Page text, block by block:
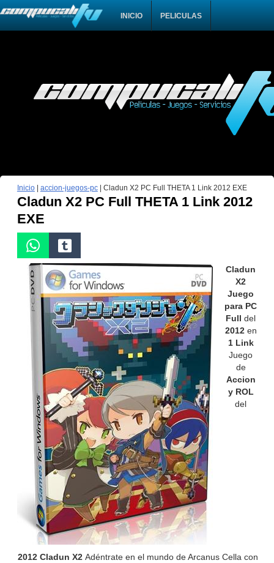
INICIO PELICULAS
Inicio| accion-juegos-pc| Cladun X2 PC Full THETA 1 Link 2012 EXE
Cladun X2 PC Full THETA 1 Link 2012
EXE
Cladun
X2
Juego
para PC
Full del
2012en
1 Link
Juego
de
Accion
y ROL
del
2012 Cladun X2Adéntrate en el mundo de Arcanus Cella con